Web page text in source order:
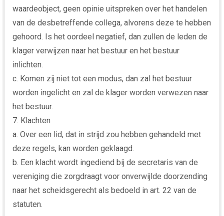
waardeobject, geen opinie uitspreken over het handelen
van de desbetreffende collega, alvorens deze te hebben
gehoord. Is het oordeel negatief, dan zullen de leden de
klager verwijzen naar het bestuur en het bestuur
inlichten.
c. Komen zij niet tot een modus, dan zal het bestuur
worden ingelicht en zal de klager worden verwezen naar
het bestuur.
7. Klachten
a. Over een lid, dat in strijd zou hebben gehandeld met
deze regels, kan worden geklaagd.
b. Een klacht wordt ingediend bij de secretaris van de
vereniging die zorgdraagt voor onverwijlde doorzending
naar het scheidsgerecht als bedoeld in art. 22 van de
statuten.